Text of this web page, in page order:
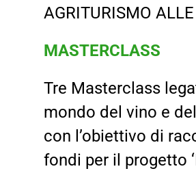
AGRITURISMO
MASTERCLASS
Tre Masterclass
mondo del vino e
con l’obiettivo di
fondi per il progetto